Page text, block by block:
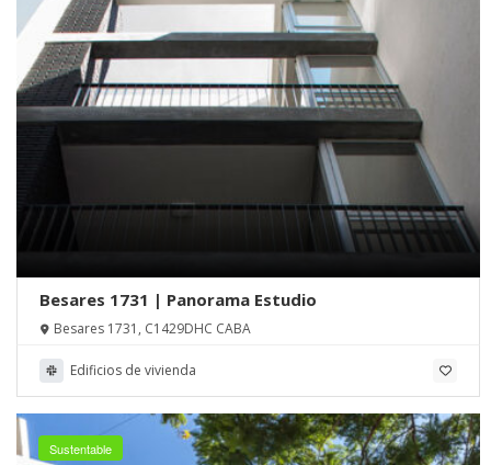
Besares 1731 | Panorama Estudio
Besares 1731, C1429DHC CABA
Edificios de vivienda
Sustentable